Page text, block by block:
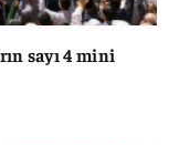
sayı 4 mini